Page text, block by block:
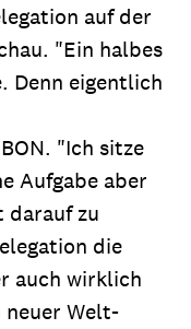
auf der
"Ein halbes
Denn eigentlich
"Ich sitze
Aufgabe aber
darauf zu
die
auch wirklich
Welt-